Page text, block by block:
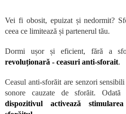
Vei fi obosit, epuizat și nedormit?
ceea ce limitează și partenerul tău.
Dormi ușor și eficient, fără a
revoluționară - ceasuri anti-sforait.
Ceasul anti-sforăit are senzori
sonore cauzate de sforăit. Odată
dispozitivul activează